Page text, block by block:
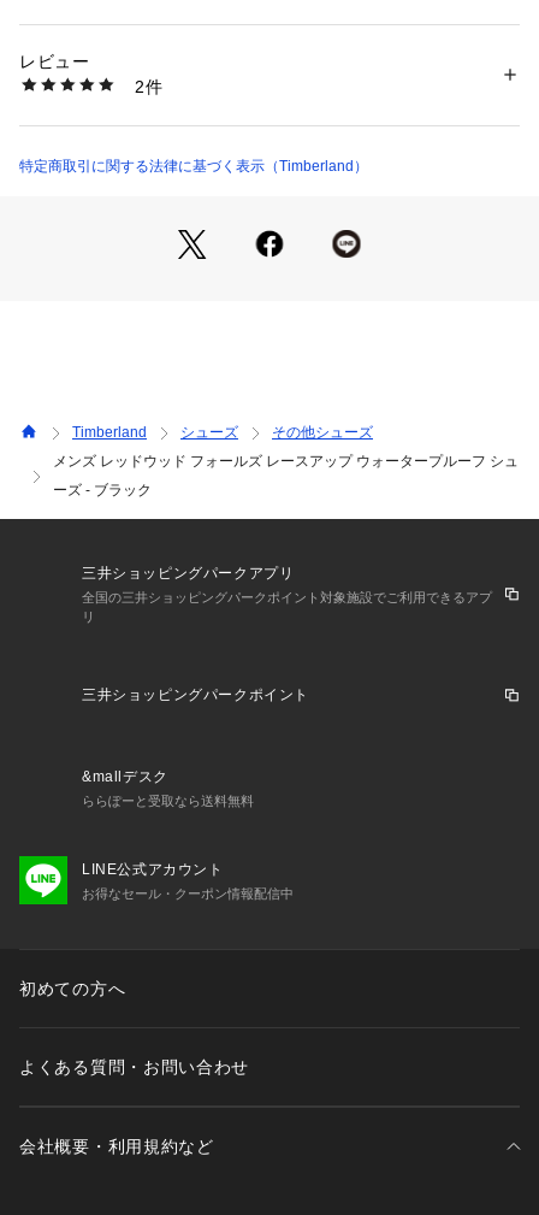
素材：ヌバックレザー
商品番号：
0A699p （ショップ）
レビュー
2件
特定商取引に関する法律に基づく表示（Timberland）
Timberland シューズ
その他シューズ
メンズ レッドウッド フォールズ レースアップ ウォータープルーフ シュ
ーズ - ブラック
三井ショッピングパークアプリ
全国の三井ショッピングパークポイント対象施設でご利用できるアプ
リ
三井ショッピングパークポイント
&mallデスク
ららぽーと受取なら送料無料
LINE公式アカウント
お得なセール・クーポン情報配信中
初めての方へ
よくある質問・お問い合わせ
会社概要・利用規約など